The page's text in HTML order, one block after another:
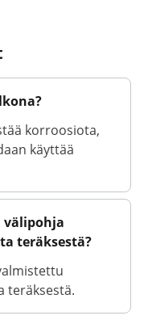
korroosiota,
käyttää
välipohja
teräksestä?
teräksestä.